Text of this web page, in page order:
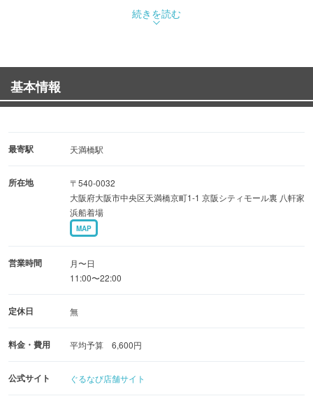
◆換気抜群！開放感ある屋形船でいつもと違う貸切宴会
2時間の周遊コースで、大阪の景色を堪能
クセス快適
◆季節折々のコース
ーム満点
ど追加メニューも有
◆お祝いやパーティ、2次会などケーキやシャンパンなど
歓送迎会、家族でのお祝い、お誕生日、女子会など屋形船
で特別なひと時を
続きを読む
基本情報
最寄駅 天満橋駅
所在地
〒540-0032
大阪府大阪市中央区天満橋京町1-1 京阪シティモール裏 八軒家
浜船着場
MAP
営業時間
月〜日
11:00〜22:00
定休日 無
料金・費用 平均予算 6,600円
公式サイト ぐるなび店舗サイト